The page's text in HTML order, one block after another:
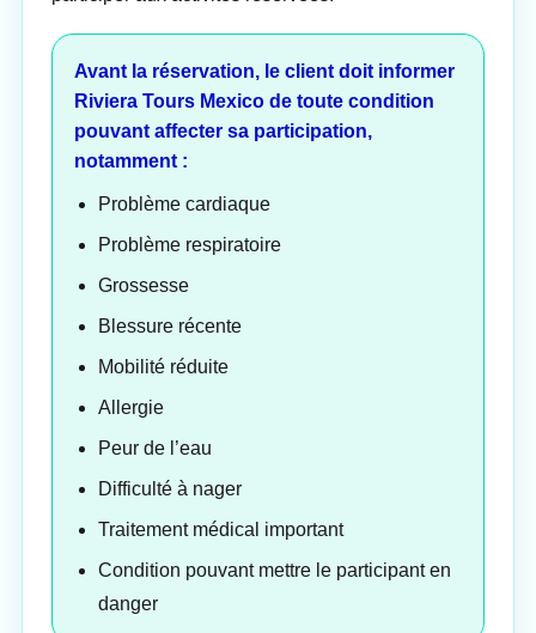
Avant la réservation, le client doit informer
Riviera Tours Mexico de toute condition
pouvant affecter sa participation,
notamment :
Problème cardiaque
Problème respiratoire
Grossesse
Blessure récente
Mobilité réduite
Allergie
Peur de l’eau
Difficulté à nager
Traitement médical important
Condition pouvant mettre le participant en
danger